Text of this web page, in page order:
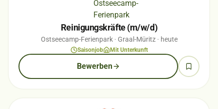
Reinigungskräfte (m/w/d)
Ostseecamp-Ferienpark· Graal-Müritz· heute
Saisonjob Mit Unterkunft
Bewerben